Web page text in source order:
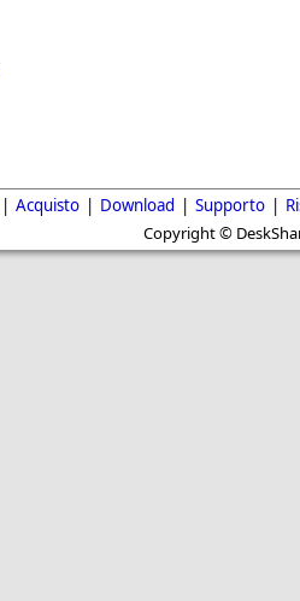
| Acquisto | Download | Supporto |
Copyright ©